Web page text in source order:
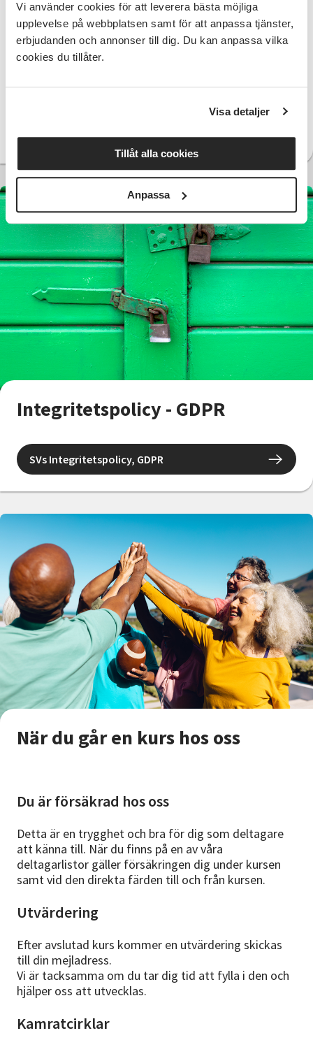
Vi använder cookies för att leverera bästa möjliga
upplevelse på webbplatsen samt för att anpassa tjänster,
erbjudanden och annonser till dig. Du kan anpassa vilka
cookies du tillåter.
Visa detaljer
Tillåt alla cookies
Anpassa
Studieförbundet Vuxenskolan bildades (SV) 1967
genom en sammanslagning av Svenska
Landsbygdens Studieförbund (SLS) och Liberala
studieförbundet (LiS). Centerpartiet (C), Liberalerna
grundorganisationer.
Integritetspolicy - GDPR
SVs Integritetspolicy, GDPR
När du går en kurs hos oss
Du är försäkrad hos oss
Detta är en trygghet och bra för dig som deltagare
att känna till. När du finns på en av våra
deltagarlistor gäller försäkringen dig under kursen
samt vid den direkta färden till och från kursen.
Utvärdering
Efter avslutad kurs kommer en utvärdering skickas
till din mejladress.
Vi är tacksamma om du tar dig tid att fylla i den och
hjälper oss att utvecklas.
Kamratcirklar